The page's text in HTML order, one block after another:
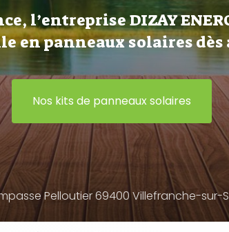
l’entreprise DIZAY
en panneaux solaires dès
Nos kits de panneaux solaires
Pelloutier 69400Villefranche-sur-